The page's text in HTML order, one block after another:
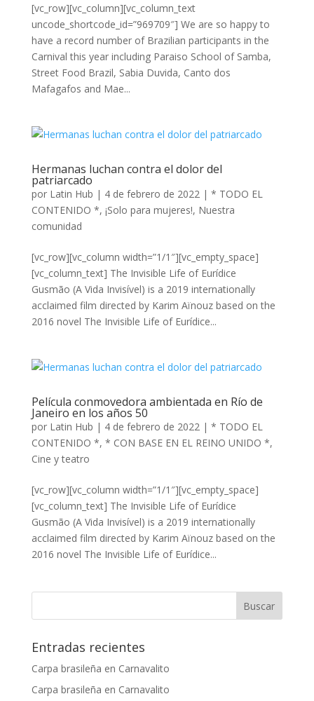
[vc_row][vc_column][vc_column_text
uncode_shortcode_id=”969709″] We are so happy to
have a record number of Brazilian participants in the
Carnival this year including Paraiso School of Samba,
Street Food Brazil, Sabia Duvida, Canto dos
Mafagafos and Mae...
Hermanas luchan contra el dolor del
patriarcado
por Latin Hub | 4 de febrero de 2022 | * TODO EL
CONTENIDO *, ¡Solo para mujeres!, Nuestra
comunidad
[vc_row][vc_column width=”1/1″][vc_empty_space]
[vc_column_text] The Invisible Life of Eurídice
Gusmão (A Vida Invisível) is a 2019 internationally
acclaimed film directed by Karim Aïnouz based on the
2016 novel The Invisible Life of Eurídice...
Película conmovedora ambientada en Río de
Janeiro en los años 50
por Latin Hub | 4 de febrero de 2022 | * TODO EL
CONTENIDO *, * CON BASE EN EL REINO UNIDO *,
Cine y teatro
[vc_row][vc_column width=”1/1″][vc_empty_space]
[vc_column_text] The Invisible Life of Eurídice
Gusmão (A Vida Invisível) is a 2019 internationally
acclaimed film directed by Karim Aïnouz based on the
2016 novel The Invisible Life of Eurídice...
Entradas recientes
Carpa brasileña en Carnavalito
Carpa brasileña en Carnavalito